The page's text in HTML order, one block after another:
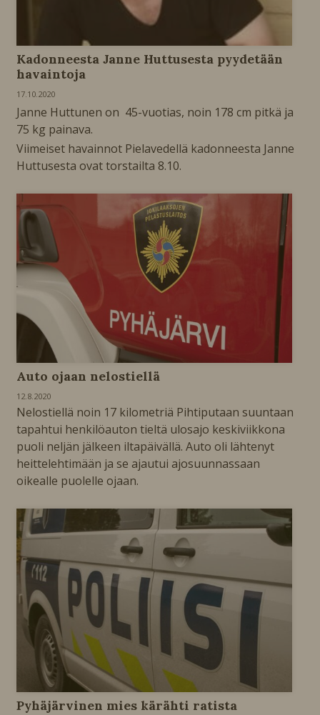
Kadonneesta Janne Huttusesta pyydetään
havaintoja
17.10.2020
Janne Huttunen on 45-vuotias, noin 178 cm pitkä ja
75 kg painava.
Viimeiset havainnot Pielavedellä kadonneesta Janne
Huttusesta ovat torstailta 8.10.
Auto ojaan nelostiellä
12.8.2020
Nelostiellä noin 17 kilometriä Pihtiputaan suuntaan
tapahtui henkilöauton tieltä ulosajo keskiviikkona
puoli neljän jälkeen iltapäivällä. Auto oli lähtenyt
heittelehtimään ja se ajautui ajosuunnassaan
oikealle puolelle ojaan.
Pyhäjärvinen mies kärähti ratista